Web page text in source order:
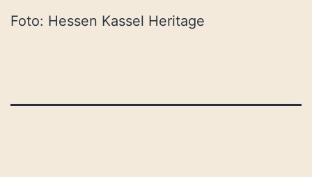
Foto: Hessen Kassel Heritage